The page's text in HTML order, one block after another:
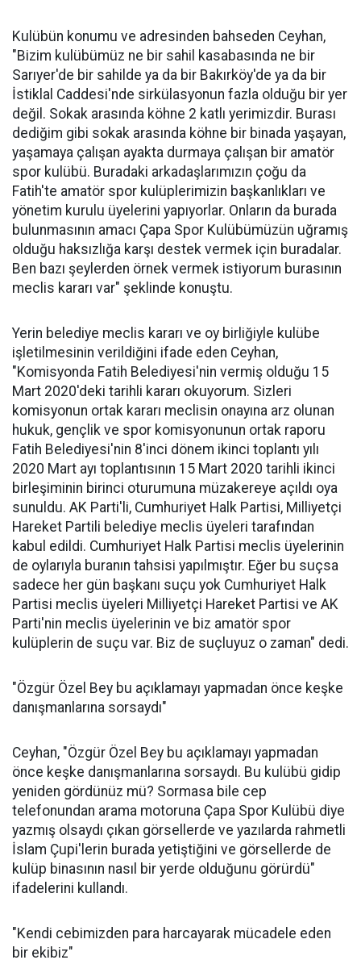
Kulübün konumu ve adresinden bahseden Ceyhan,
"Bizim kulübümüz ne bir sahil kasabasında ne bir
Sarıyer'de bir sahilde ya da bir Bakırköy'de ya da bir
İstiklal Caddesi'nde sirkülasyonun fazla olduğu bir yer
değil. Sokak arasında köhne 2 katlı yerimizdir. Burası
dediğim gibi sokak arasında köhne bir binada yaşayan,
yaşamaya çalışan ayakta durmaya çalışan bir amatör
spor kulübü. Buradaki arkadaşlarımızın çoğu da
Fatih'te amatör spor kulüplerimizin başkanlıkları ve
yönetim kurulu üyelerini yapıyorlar. Onların da burada
bulunmasının amacı Çapa Spor Kulübümüzün uğramış
olduğu haksızlığa karşı destek vermek için buradalar.
Ben bazı şeylerden örnek vermek istiyorum burasının
meclis kararı var" şeklinde konuştu.
Yerin belediye meclis kararı ve oy birliğiyle kulübe
işletilmesinin verildiğini ifade eden Ceyhan,
"Komisyonda Fatih Belediyesi'nin vermiş olduğu 15
Mart 2020'deki tarihli kararı okuyorum. Sizleri
komisyonun ortak kararı meclisin onayına arz olunan
hukuk, gençlik ve spor komisyonunun ortak raporu
Fatih Belediyesi'nin 8'inci dönem ikinci toplantı yılı
2020 Mart ayı toplantısının 15 Mart 2020 tarihli ikinci
birleşiminin birinci oturumuna müzakereye açıldı oya
sunuldu. AK Parti'li, Cumhuriyet Halk Partisi, Milliyetçi
Hareket Partili belediye meclis üyeleri tarafından
kabul edildi. Cumhuriyet Halk Partisi meclis üyelerinin
de oylarıyla buranın tahsisi yapılmıştır. Eğer bu suçsa
sadece her gün başkanı suçu yok Cumhuriyet Halk
Partisi meclis üyeleri Milliyetçi Hareket Partisi ve AK
Parti'nin meclis üyelerinin ve biz amatör spor
kulüplerin de suçu var. Biz de suçluyuz o zaman" dedi.
"Özgür Özel Bey bu açıklamayı yapmadan önce keşke
danışmanlarına sorsaydı"
Ceyhan, "Özgür Özel Bey bu açıklamayı yapmadan
önce keşke danışmanlarına sorsaydı. Bu kulübü gidip
yeniden gördünüz mü? Sormasa bile cep
telefonundan arama motoruna Çapa Spor Kulübü diye
yazmış olsaydı çıkan görsellerde ve yazılarda rahmetli
İslam Çupi'lerin burada yetiştiğini ve görsellerde de
kulüp binasının nasıl bir yerde olduğunu görürdü"
ifadelerini kullandı.
"Kendi cebimizden para harcayarak mücadele eden
bir ekibiz"